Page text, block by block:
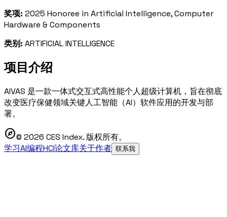
奖项: 2025 Honoree in Artificial Intelligence, Computer
Hardware & Components
类别: ARTIFICIAL INTELLIGENCE
项目介绍
AIVAS 是一款一体式交互式高性能个人超级计算机，旨在彻底
改变医疗保健领域关键人工智能（AI）软件应用的开发与部
署。
explore© 2026 CES Index. 版权所有。
学习AI编程HCI论文库关于作者 联系我